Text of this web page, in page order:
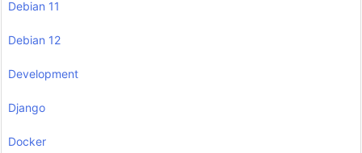
Debian 11
Debian 12
Development
Django
Docker